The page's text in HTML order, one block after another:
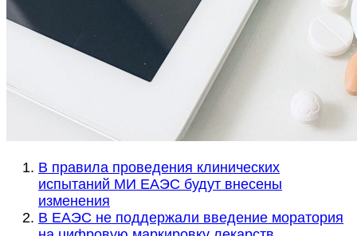
В правила проведения клинических
испытаний МИ ЕАЭС будут внесены
изменения
В ЕАЭС не поддержали введение моратория